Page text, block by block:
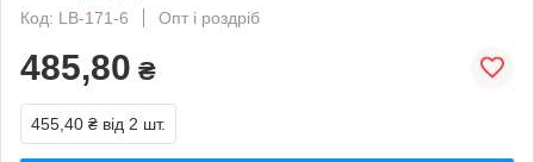
Код: LB-171-6
Опт і роздріб
485,80 ₴
455,40 ₴ від 2 шт.